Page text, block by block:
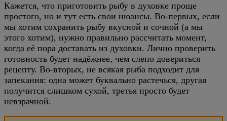
Кажется, что приготовить рыбу в духовке проще
простого, но и тут есть свои нюансы. Во-первых, если
мы хотим сохранить рыбу вкусной и сочной (а мы
этого хотим), нужно правильно рассчитать момент,
когда её пора доставать из духовки. Лично проверить
готовность будет надёжнее, чем слепо довериться
рецепту. Во-вторых, не всякая рыба подходит для
запекания: одна может буквально растечься, другая
получится слишком сухой, третья просто будет
невзрачной.